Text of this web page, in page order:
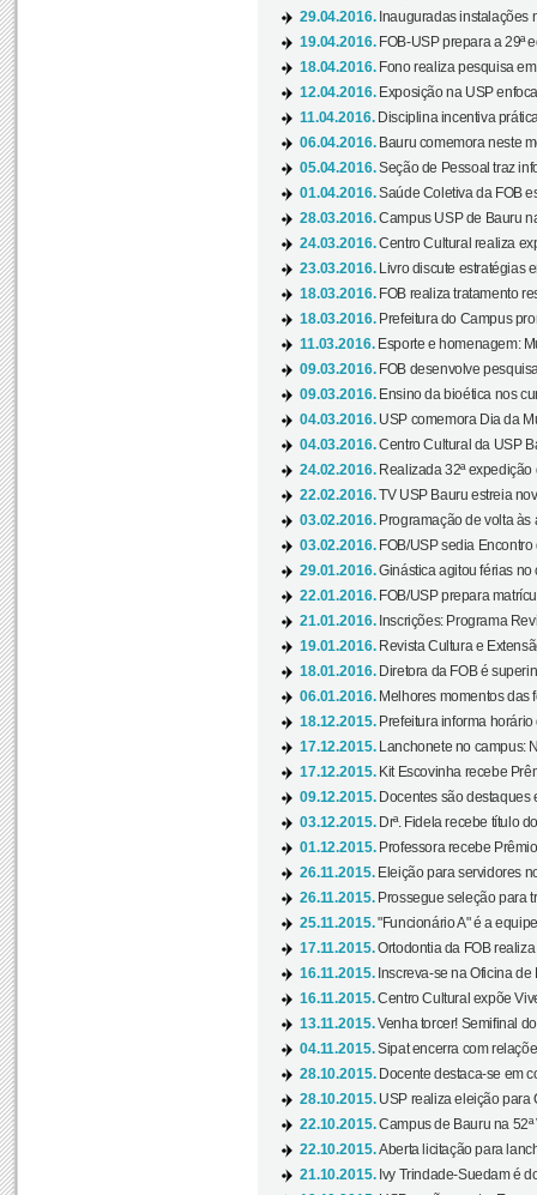
29.04.2016. Inauguradas instalações
19.04.2016. FOB-USP prepara a 29ª
18.04.2016. Fono realiza pesquisa
12.04.2016. Exposição na USP
11.04.2016. Disciplina incentiva
06.04.2016. Bauru comemora neste
05.04.2016.Seção de Pessoal traz
01.04.2016.Saúde Coletiva da FOB
28.03.2016.Campus USP de Bauru
24.03.2016.Centro Cultural realiza
23.03.2016.
Livro discute estratégias
18.03.2016. FOB realiza tratamento
18.03.2016. Prefeitura do Campus
11.03.2016. Esporte e homenagem:
09.03.2016. FOB desenvolve
09.03.2016. Ensino da bioética nos
04.03.2016. USP comemora Dia da
04.03.2016.Centro Cultural da USP
24.02.2016. Realizada 32ª
22.02.2016.TV USP Bauru estreia
03.02.2016. Programação de volta às
03.02.2016. FOB/USP sedia
29.01.2016.Ginástica agitou férias no
22.01.2016. FOB/USP prepara
21.01.2016. Inscrições: Programa
19.01.2016. Revista Cultura e
18.01.2016. Diretora da FOB é
06.01.2016. Melhores momentos das
18.12.2015. Prefeitura informa
17.12.2015.
Lanchonete no campus:
17.12.2015. Kit Escovinha recebe
09.12.2015. Docentes são destaques
03.12.2015. Drª. Fidela recebe título
01.12.2015. Professora recebe
26.11.2015. Eleição para servidores
26.11.2015. Prossegue seleção para
25.11.2015."Funcionário A" é a
17.11.2015.Ortodontia da FOB
16.11.2015. Inscreva-se na Oficina
16.11.2015.Centro Cultural expõe
13.11.2015.Venha torcer! Semifinal
04.11.2015.Sipat encerra com
28.10.2015. Docente destaca-se em
28.10.2015. USP realiza eleição para
22.10.2015.Campus de Bauru na
22.10.2015.Aberta licitação para
21.10.2015. Ivy Trindade-Suedam é